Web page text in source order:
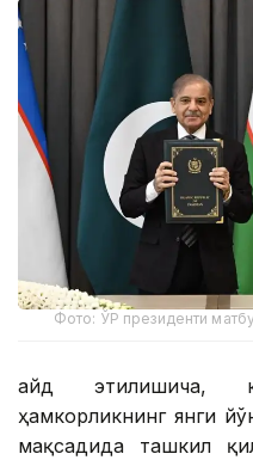
Фото: ЎР президенти
Қайд этилишича,
ҳамкорликнинг янги
мақсадида ташкил